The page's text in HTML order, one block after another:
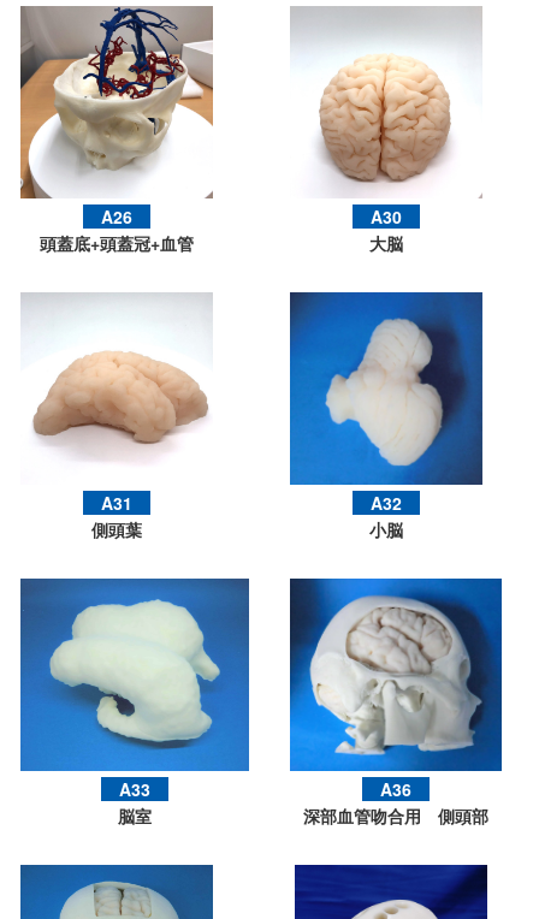
A26
頭蓋底+頭蓋冠+血管
A30
大脳
A31
側頭葉
A32
小脳
A33
脳室
A36
深部血管吻合用 側頭部